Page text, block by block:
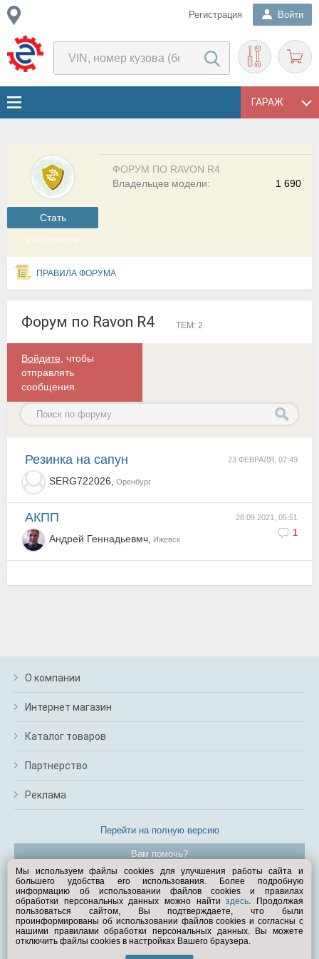
Регистрация Войти
ГАРАЖ
Cтать
участником
ФОРУМ ПО RAVON R4
1 690
Владельцев модели:
ПРАВИЛА ФОРУМА
Форум по Ravon R4 ТЕМ: 2
Войдите , чтобы
отправлять
сообщения.
23 ФЕВРАЛЯ, 07:49
резинка на сапун
SERG722026, Оренбург
28.09.2021, 05:51
1
АКПП
Андрей Геннадьевмч, Ижевск
О компании
Интернет магазин
Каталог товаров
Партнерство
Реклама
Перейти на полную версию
Вам помочь?
© Exist.ru 1998—2026
Мы используем файлы cookies для улучшения работы сайта и
большего удобства его использования. Более подробную
информацию об использовании файлов cookies и правилах
обработки персональных данных можно найтиздесь. Продолжая
пользоваться сайтом, Вы подтверждаете, что были
проинформированы об использовании файлов cookies и согласны с
нашими правилами обработки персональных данных. Вы можете
отключить файлы cookies в настройках Вашего браузера.